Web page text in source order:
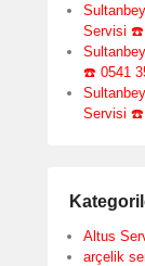
Servisi ☎️
☎️ 0541
Servisi ☎️
Altus
arçelik